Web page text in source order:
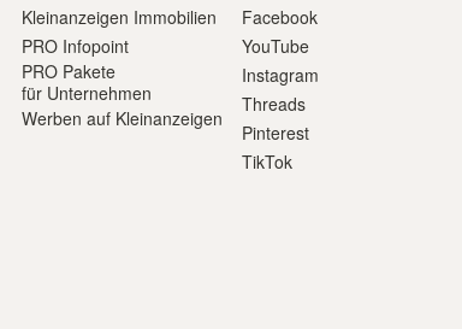
Kleinanzeigen Immobilien
PRO Infopoint
PRO Pakete
für Unternehmen
Werben auf Kleinanzeigen
Facebook
YouTube
Instagram
Threads
Pinterest
TikTok